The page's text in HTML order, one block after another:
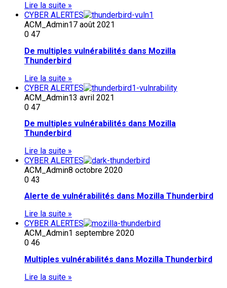
Lire la suite »
CYBER ALERTES
ACM_Admin17 août 2021
0 47
De multiples vulnérabilités dans Mozilla
Thunderbird
Lire la suite »
CYBER ALERTES
ACM_Admin13 avril 2021
0 47
De multiples vulnérabilités dans Mozilla
Thunderbird
Lire la suite »
CYBER ALERTES
ACM_Admin8 octobre 2020
0 43
Alerte de vulnérabilités dans Mozilla Thunderbird
Lire la suite »
CYBER ALERTES
ACM_Admin1 septembre 2020
0 46
Multiples vulnérabilités dans Mozilla Thunderbird
Lire la suite »